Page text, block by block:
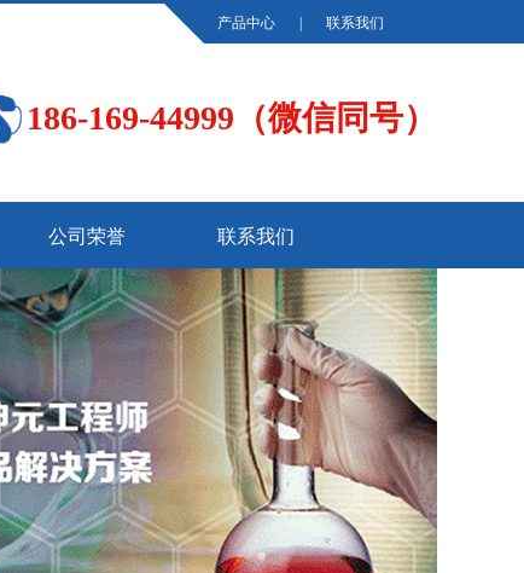
186-169-44999（微信同号）
产品中心 联系我们
公司荣誉 联系我们